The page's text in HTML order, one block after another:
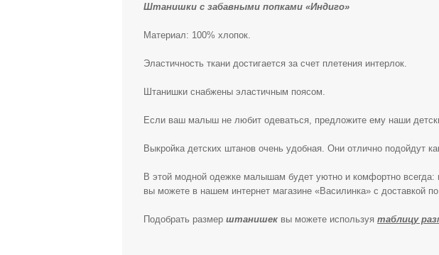
Штанишки с забавными попками «Индиго»
Материал: 100% хлопок.
Эластичность ткани достигается за счет плетения интерлок.
Штанишки снабжены эластичным поясом.
Если ваш малыш не любит одеваться, предложите ему наши
Выкройка детских штанов очень удобная. Они отлично подойдут
В этой модной одежке малышам будет уютно и комфортно всегда:
вы можете в нашем интернет магазине «Василинка» с доставкой
Подобрать размер штанишек вы можете используя таблицу